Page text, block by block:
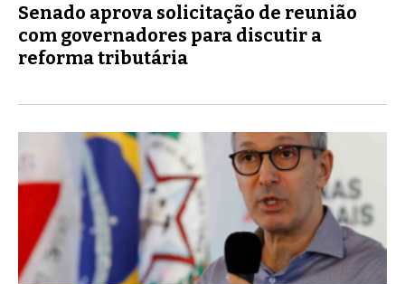
Senado aprova solicitação de reunião
com governadores para discutir a
reforma tributária